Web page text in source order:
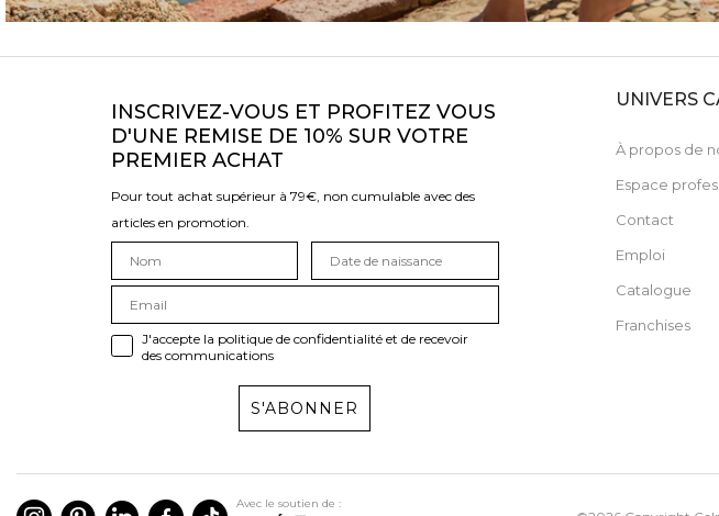
INSCRIVEZ-VOUS ET PROFITEZ VOUS
D'UNE REMISE DE 10% SUR VOTRE
PREMIER ACHAT
Pour tout achat supérieur à 79€, non cumulable avec des
articles en promotion.
J'accepte la politique de confidentialité et de recevoir
des communications
S'ABONNER
UNIVERS
À propos de
Espace
Contact
Emploi
Catalogue
Franchises
Avec le soutien de :